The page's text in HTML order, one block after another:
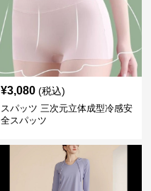
¥3,080 (税込)
スパッツ 三次元立体成型冷感安
全スパッツ